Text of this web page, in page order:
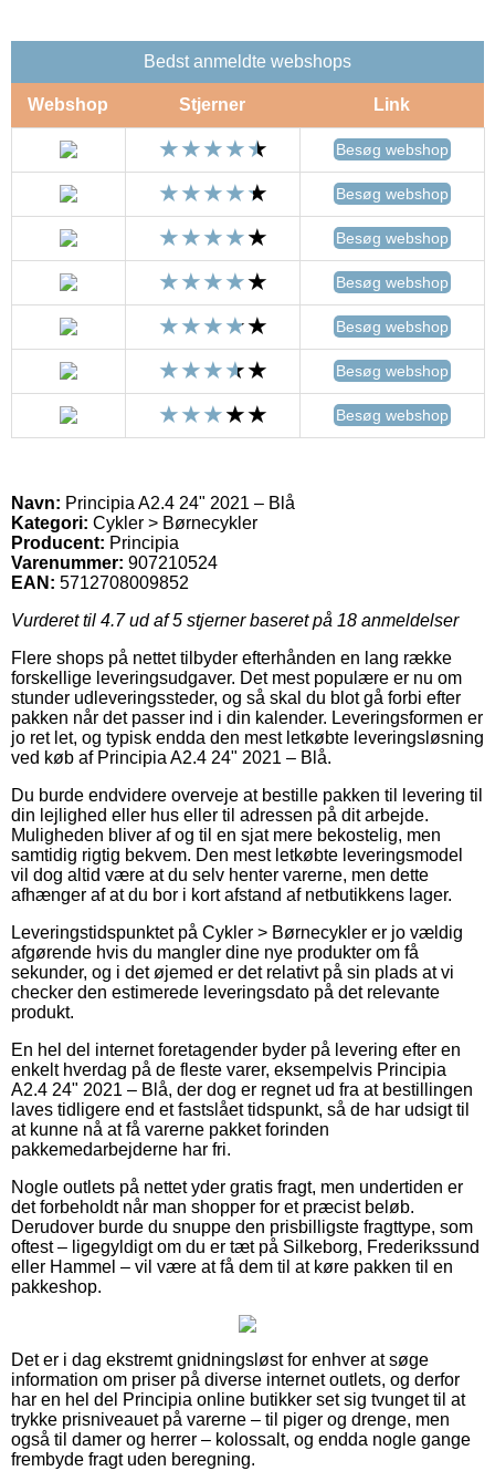
Bedst anmeldte webshops
Webshop Stjerner Link
Besøg webshop
Besøg webshop
Besøg webshop
Besøg webshop
Besøg webshop
Besøg webshop
Besøg webshop
Navn: Principia A2.4 24" 2021 – Blå
Kategori: Cykler > Børnecykler
Producent: Principia
Varenummer: 907210524
EAN: 5712708009852
Vurderet til 4.7ud af 5 stjerner baseret på 18 anmeldelser
Flere shops på nettet tilbyder efterhånden en lang række
forskellige leveringsudgaver. Det mest populære er nu om
stunder udleveringssteder, og så skal du blot gå forbi efter
pakken når det passer ind i din kalender. Leveringsformen er
jo ret let, og typisk endda den mest letkøbte leveringsløsning
ved køb af Principia A2.4 24" 2021 – Blå.
Du burde endvidere overveje at bestille pakken til levering til
din lejlighed eller hus eller til adressen på dit arbejde.
Muligheden bliver af og til en sjat mere bekostelig, men
samtidig rigtig bekvem. Den mest letkøbte leveringsmodel
vil dog altid være at du selv henter varerne, men dette
afhænger af at du bor i kort afstand af netbutikkens lager.
Leveringstidspunktet på Cykler > Børnecykler er jo vældig
afgørende hvis du mangler dine nye produkter om få
sekunder, og i det øjemed er det relativt på sin plads at vi
checker den estimerede leveringsdato på det relevante
produkt.
En hel del internet foretagender byder på levering efter en
enkelt hverdag på de fleste varer, eksempelvis Principia
A2.4 24" 2021 – Blå, der dog er regnet ud fra at bestillingen
laves tidligere end et fastslået tidspunkt, så de har udsigt til
at kunne nå at få varerne pakket forinden
pakkemedarbejderne har fri.
Nogle outlets på nettet yder gratis fragt, men undertiden er
det forbeholdt når man shopper for et præcist beløb.
Derudover burde du snuppe den prisbilligste fragttype, som
oftest – ligegyldigt om du er tæt på Silkeborg, Frederikssund
eller Hammel – vil være at få dem til at køre pakken til en
pakkeshop.
Det er i dag ekstremt gnidningsløst for enhver at søge
information om priser på diverse internet outlets, og derfor
har en hel del Principia online butikker set sig tvunget til at
trykke prisniveauet på varerne – til piger og drenge, men
også til damer og herrer – kolossalt, og endda nogle gange
frembyde fragt uden beregning.